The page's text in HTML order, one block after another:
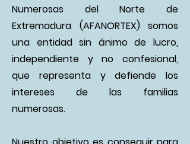
Numerosas del Norte de
Extremadura (AFANORTEX) somos
una entidad sin ánimo de lucro,
independiente y no confesional,
que representa y defiende los
intereses de las familias
numerosas.